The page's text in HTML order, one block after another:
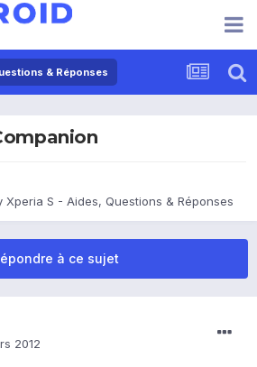
& Réponses
Xperia S - Aides, Questions & Réponses
à ce sujet
2012